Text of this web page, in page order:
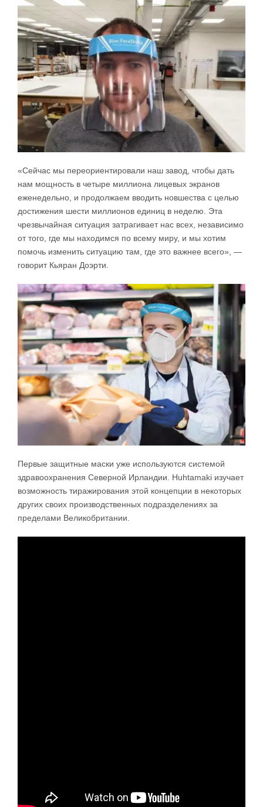
«Сейчас мы переориентировали наш завод, чтобы дать
нам мощность в четыре миллиона лицевых экранов
еженедельно, и продолжаем вводить новшества с целью
достижения шести миллионов единиц в неделю. Эта
чрезвычайная ситуация затрагивает нас всех, независимо
от того, где мы находимся по всему миру, и мы хотим
помочь изменить ситуацию там, где это важнее всего», —
говорит Кьяран Доэрти.
Первые защитные маски уже используются системой
здравоохранения Северной Ирландии. Huhtamaki изучает
возможность тиражирования этой концепции в некоторых
других своих производственных подразделениях за
пределами Великобритании.